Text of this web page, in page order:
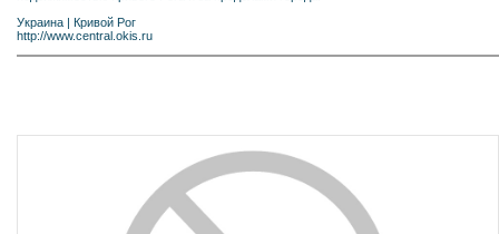
Украина | Кривой Рог
http://www.central.okis.ru